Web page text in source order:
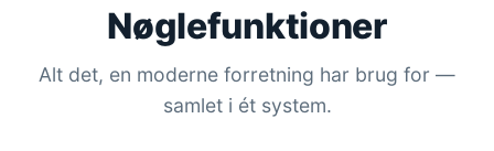
Nøglefunktioner
Alt det, en moderne forretning har brug for —
samlet i ét system.